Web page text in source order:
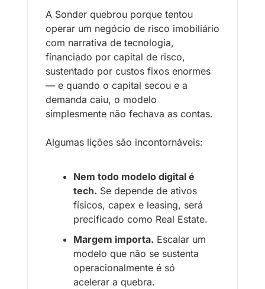
A Sonder quebrou porque tentou
operar um negócio de risco imobiliário
com narrativa de tecnologia,
financiado por capital de risco,
sustentado por custos fixos enormes
— e quando o capital secou e a
demanda caiu, o modelo
simplesmente não fechava as contas.
Algumas lições são incontornáveis:
Nem todo modelo digital é
tech. Se depende de ativos
físicos, capex e leasing, será
precificado como Real Estate.
Margem importa. Escalar um
modelo que não se sustenta
operacionalmente é só
acelerar a quebra.